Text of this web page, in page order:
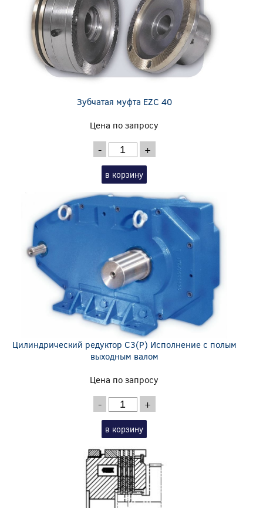
Зубчатая муфта EZС 40
Цена по запросу
- +
в корзину
Цилиндрический редуктор C3(P) Исполнение с полым
выходным валом
Цена по запросу
- +
в корзину